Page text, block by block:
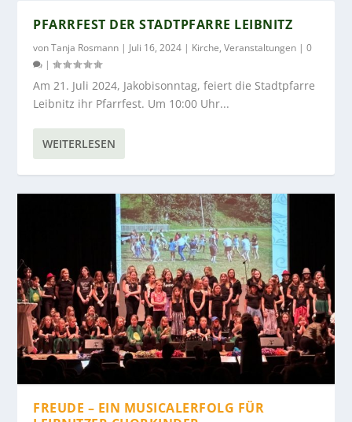
PFARRFEST DER STADTPFARRE LEIBNITZ
vonTanja Rosmann | Juli 16, 2024 | Kirche,Veranstaltungen |0
|
Am 21. Juli 2024, Jakobisonntag, feiert die Stadtpfarre
Leibnitz ihr Pfarrfest. Um 10:00 Uhr...
WEITERLESEN
FREUDE – EIN MUSICALERFOLG FÜR